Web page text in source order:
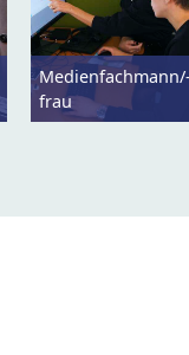
Medienfachmann/-
frau